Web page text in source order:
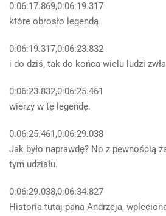
0:06:17.869,0:06:19.317
które obrosło legendą
0:06:19.317,0:06:23.832
i do dziś, tak do końca wielu ludzi
0:06:23.832,0:06:25.461
wierzy w tę legendę.
0:06:25.461,0:06:29.038
Jak było naprawdę? No z pewnością
tym udziału.
0:06:29.038,0:06:34.827
Historia tutaj pana Andrzeja,